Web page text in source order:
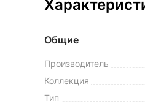
Общие
Производитель
Коллекция
Тип